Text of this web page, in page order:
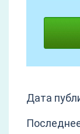
Дата